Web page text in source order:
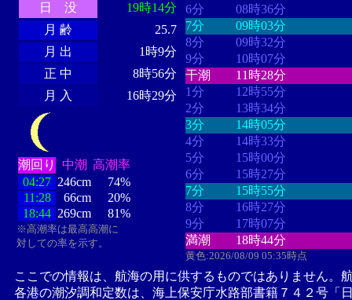
日 没
19時14分
月 齢
25.7
月 出
1時9分
正 中
8時56分
月 入
16時29分
潮回り 中潮 高潮率
04:27 246cm
74%
11:28
66cm
20%
18:44 269cm 81%
※高潮率は最高高潮に
対しての率を示す。
6分
08時36分
7分
09時03分
8分
09時32分
9分
10時07分
干潮
11時28分
1分
12時55分
2分
13時34分
3分
14時05分
4分
14時33分
5分
15時00分
6分
15時27分
7分
15時55分
8分
16時27分
9分
17時07分
満潮
18時44分
黄色:2026/08/09 05:35時点
ここでの情報は、航海の用に供するものではありません。
各港の潮汐調和定数は、海上保安庁水路部書籍７４２号「